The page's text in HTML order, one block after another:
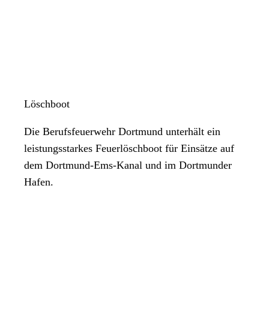
Löschboot
Die Berufsfeuerwehr Dortmund unterhält ein
leistungsstarkes Feuerlöschboot für Einsätze auf
dem Dortmund-Ems-Kanal und im Dortmunder
Hafen.